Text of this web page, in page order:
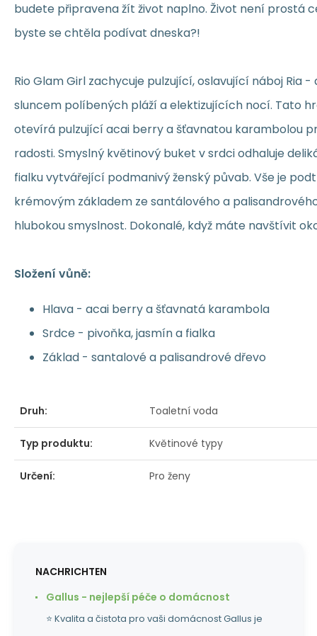
budete připravena žít život naplno. Život není prostá
byste se chtěla podívat dneska?!
Rio Glam Girl zachycuje pulzující, oslavující náboj Ria
sluncem políbených pláží a elektizujících nocí. Tato
otevírá pulzující acai berry a šťavnatou karambolou
radosti. Smyslný květinový buket v srdci odhaluje
fialku vytvářející podmanivý ženský půvab. Vše je
krémovým základem ze santálového a
hlubokou smyslnost. Dokonalé, když máte navštívit
Složení vůně:
Hlava - acai berry a šťavnatá karambola
Srdce - pivoňka, jasmín a fialka
Základ - santalové a palisandrové dřevo
Druh: Toaletní voda
Typ produktu: Květinové typy
Určení: Pro ženy
NACHRICHTEN
Gallus - nejlepší péče o domácnost
⭐ Kvalita a čistota pro vaši domácnost Gallus je